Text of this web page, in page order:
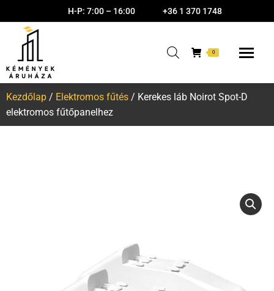
H-P: 7:00 – 16:00 +36 1 370 1748
0
Kezdőlap / Elektromos fűtés / Kerekes láb Noirot Spot-D
elektromos fűtőpanelhez